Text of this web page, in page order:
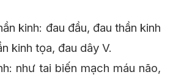
kinh: đau đầu, đau thần kinh
kinh tọa, đau dây V.
như tai biến mạch máu não,